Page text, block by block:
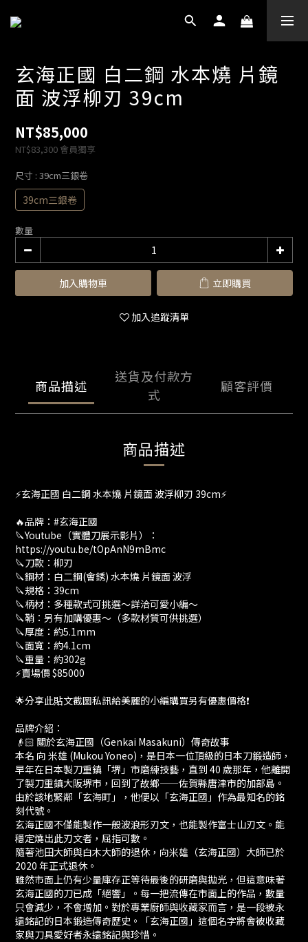
玄海正國 白二鋼 水本燒 片鏡
面 波浮柳刃 39cm
NT$85,000
NT$83,300 會員獨享
尺寸 : 39cm三銀卷
39cm三銀卷
數量
加入購物車 立即購買
加入追蹤清單
商品描述
送貨及付款方
式
顧客評價
商品描述
⚡️玄海正國 白二鋼 水本燒 片鏡面 波浮柳刃 39cm⚡
🔥品牌：#玄海正國
🔪Youtube（實體刀展示影片）：
https://youtu.be/tOpAnN9mBmc
🔪刀款：柳刃
🔪鋼材：白二鋼(會銹) 水本燒 片鏡面 波浮
🔪規格：39cm
🔪柄材：多種款式可挑選～詳洽可愛小編～
🔪鞘：另有加購優惠～（多款材質可供挑選）
🔪厚度：約5.1mm
🔪面寬：約4.1cm
🔪重量：約302g
⚡賣場價 $85000
🌟分享此貼文截圖私訊給美麗的小編購買另有優惠價格❗
品牌介紹：
👴🏻 關於玄海正國（Genkai Masakuni）傳奇故事
本名 向 米雄 (Mukou Yoneo)，是日本一位頂級的日本刀鍛造師，
早年在日本製刀重鎮「堺」市磨練技藝，直到 40 歲那年，他離開
了製刀重鎮大阪堺市，回到了故鄉——佐賀縣唐津市的加部島。
由於該地緊鄰「玄海町」，他便以「玄海正國」作為最知名的銘
刻代號。
玄海正國不僅能製作一般波浪形刃文，也能製作富士山刃文。能
穩定燒出此刃文者，屈指可數。
隨著池田大師與白木大師的退休，向米雄（玄海正國）大師已於
2020 年正式退休。
雖然市面上仍有少量庫存正等待最後的研磨與拋光，但這意味著
玄海正國的刀已成「絕響」。每一把流傳在市面上的作品，數量
只會減少，不會增加。對於專業廚師與收藏家而言，是一段被永
遠銘記的日本鍛造傳奇歷史。「玄海正國」這個名字將會被收藏
家與刀具愛好者永遠銘記與珍惜。